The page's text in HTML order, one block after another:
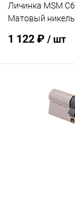
Личинка MSM
Матовый никель
1 122 ₽ / шт
Купить в 1